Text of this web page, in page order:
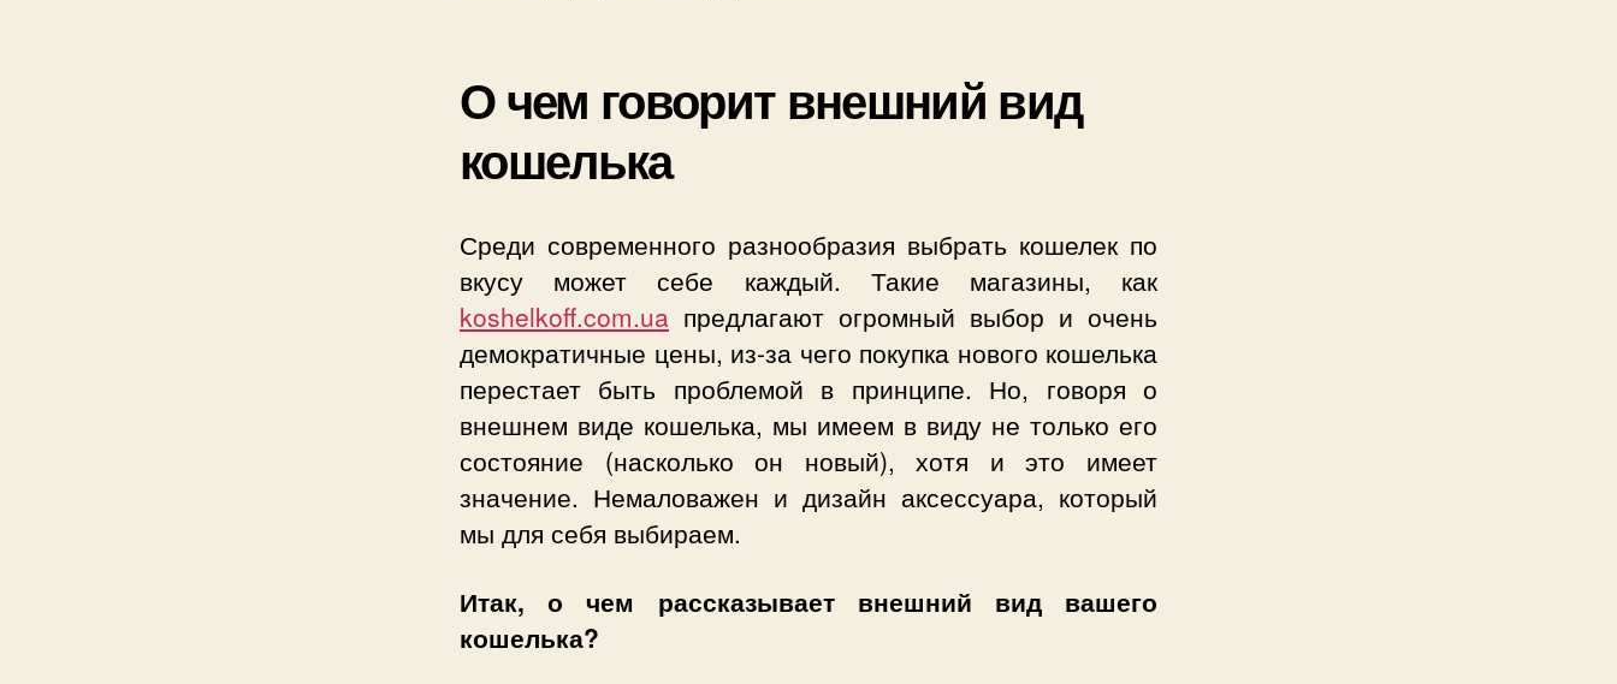
О чем говорит внешний вид
кошелька
Среди современного разнообразия выбрать кошелек по
вкусу может себе каждый. Такие магазины, как
koshelkoff.com.ua предлагают огромный выбор и очень
демократичные цены, из-за чего покупка нового кошелька
перестает быть проблемой в принципе. Но, говоря о
внешнем виде кошелька, мы имеем в виду не только его
состояние (насколько он новый), хотя и это имеет
значение. Немаловажен и дизайн аксессуара, который
мы для себя выбираем.
Итак, о чем рассказывает внешний вид вашего
кошелька?